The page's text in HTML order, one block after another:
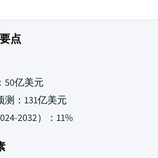
点
50亿美元
测：131亿美元
2032）：11%